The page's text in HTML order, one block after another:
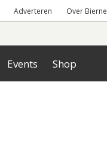
Adverteren Over
Events Shop